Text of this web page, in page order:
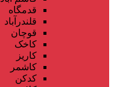
قدمگاه
قلندرآباد
قوچان
کاخک
کاریز
کاشمر
کدکن